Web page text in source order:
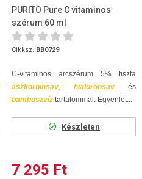
PURITO Pure C vitaminos
szérum 60 ml
Cikksz. BB0729
C-vitaminos arcszérum 5% tiszta
aszkorbinsav, hialuronsav és
bambuszvíz tartalommal. Egyenlet...
Készleten
7 295 Ft